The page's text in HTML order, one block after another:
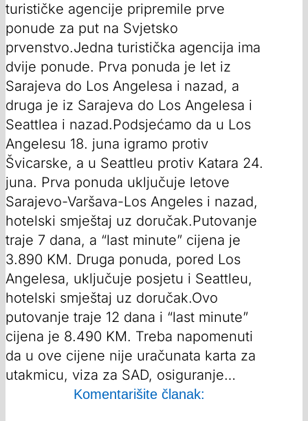
turističke agencije pripremile prve
ponude za put na Svjetsko
prvenstvo.Jedna turistička agencija ima
dvije ponude. Prva ponuda je let iz
Sarajeva do Los Angelesa i nazad, a
druga je iz Sarajeva do Los Angelesa i
Seattlea i nazad.Podsjećamo da u Los
Angelesu 18. juna igramo protiv
Švicarske, a u Seattleu protiv Katara 24.
juna. Prva ponuda uključuje letove
Sarajevo-Varšava-Los Angeles i nazad,
hotelski smještaj uz doručak.Putovanje
traje 7 dana, a “last minute” cijena je
3.890 KM. Druga ponuda, pored Los
Angelesa, uključuje posjetu i Seattleu,
hotelski smještaj uz doručak.Ovo
putovanje traje 12 dana i “last minute”
cijena je 8.490 KM. Treba napomenuti
da u ove cijene nije uračunata karta za
utakmicu, viza za SAD, osiguranje…
Komentarišite članak: